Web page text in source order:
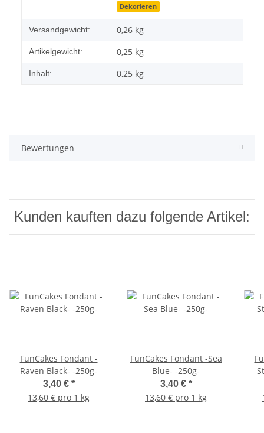
Dekorieren
Versandgewicht: 0,26 kg
Artikelgewicht: 0,25 kg
Inhalt: 0,25 kg
Bewertungen
Kunden kauften dazu folgende Artikel:
FunCakes Fondant -
Raven Black- -250g-
3,40 € *
13,60 € pro 1 kg
FunCakes Fondant -Sea
Blue- -250g-
3,40 € *
13,60 € pro 1 kg